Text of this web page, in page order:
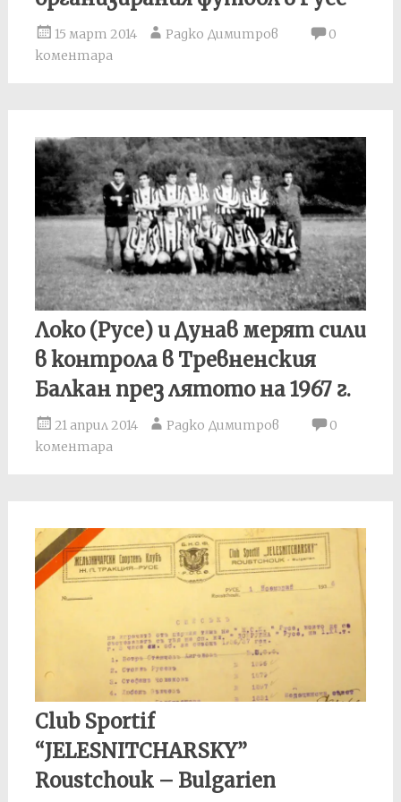
15 март 2014 Радко Димитров
0
коментара
Локо (Русе) и Дунав мерят сили
в контрола в Тревненския
Балкан през лятото на 1967 г.
21 април 2014 Радко Димитров
0
коментара
Club Sportif
“JELESNITCHARSKY”
Roustchouk – Bulgarien